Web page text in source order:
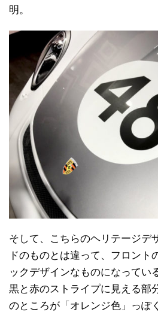
明。
そして、こちらのヘリテージデ
ドのものとは違って、フロント
ックデザインなものになってい
黒と赤のストライプに見える部
のところが「オレンジ色」っぽ